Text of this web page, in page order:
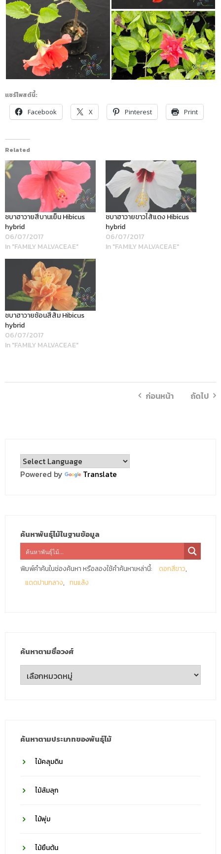
แชร์โพสต์นี้:
Facebook
X Pinterest Print
Related
ชบาฮาวายสีบานเย็น Hibicus
hybrid
06/07/2017
In "FAMILY MALVACEAE"
ชบาฮาวายขาวไส้แดง Hibicus
hybrid
06/07/2017
In "FAMILY MALVACEAE"
ชบาฮาวายซ้อนสีส้ม Hibicus
hybrid
06/07/2017
In "FAMILY MALVACEAE"
ก่อนหน้า ถัดไป
Powered by Translate
ค้นหาพันธุ์ไม้ในฐานข้อมูล
พิมพ์คำค้นในช่องค้นหา หรือลองใช้คำค้นหาเหล่านี้:
ดอกสีขาว
แดดปานกลาง
ทนแล้ง
ค้นหาตามชื่อวงศ์
ค้นหา
ตาม
ค้นหาตามประเภทของพันธุ์ไม้
ไม้คลุมดิน
ไม้ล้มลุก
ไม้พุ่ม
ไม้ยืนต้น